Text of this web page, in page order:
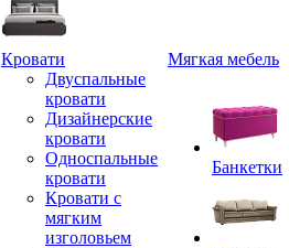
Кровати
Двуспальные
кровати
Дизайнерские
кровати
Односпальные
кровати
Кровати с
мягким
изголовьем
Мягкая мебель
Банкетки